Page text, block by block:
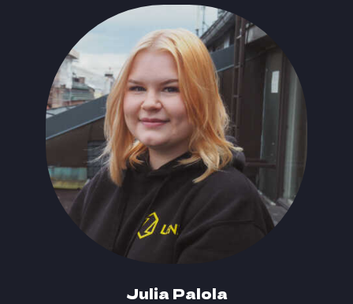
Julia Palola